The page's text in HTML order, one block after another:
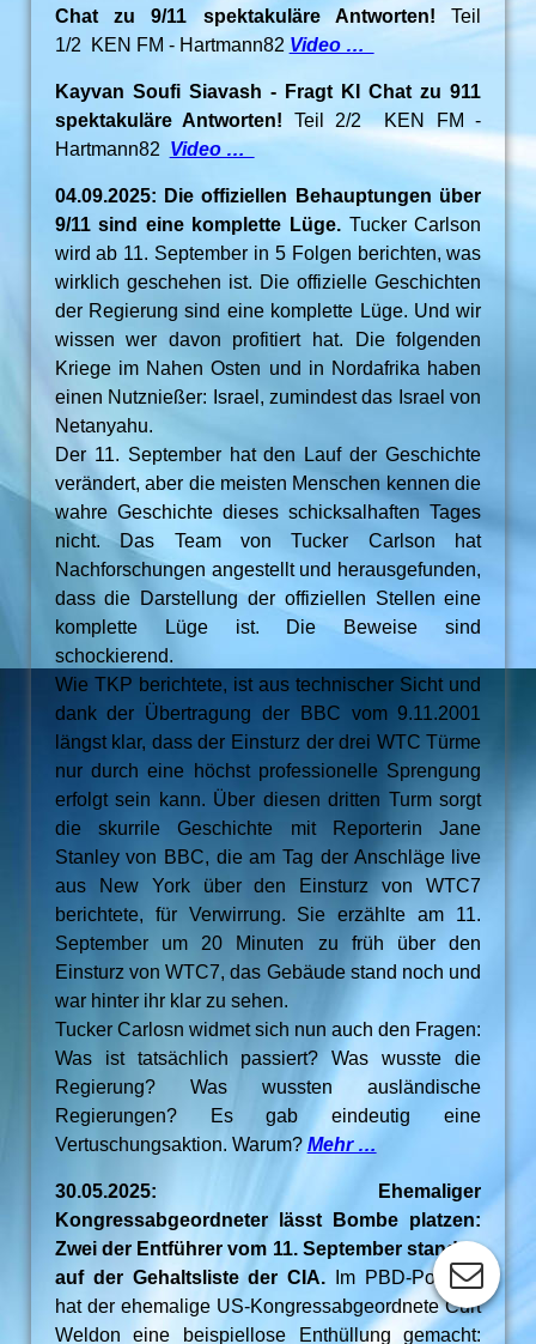
Chat zu 9/11 spektakuläre Antworten!Teil
1/2 KEN FM - Hartmann82 Video …
Kayvan Soufi Siavash - Fragt KI Chat zu 911
spektakuläre Antworten! Teil 2/2 KEN FM -
Hartmann82 Video …
04.09.2025: Die offiziellen Behauptungen über
9/11 sind eine komplette Lüge. Tucker Carlson
wird ab 11. September in 5 Folgen berichten, was
wirklich geschehen ist. Die offizielle Geschichten
der Regierung sind eine komplette Lüge. Und wir
wissen wer davon profitiert hat. Die folgenden
Kriege im Nahen Osten und in Nordafrika haben
einen Nutznießer: Israel, zumindest das Israel von
Netanyahu.
Der 11. September hat den Lauf der Geschichte
verändert, aber die meisten Menschen kennen die
wahre Geschichte dieses schicksalhaften Tages
nicht. Das Team von Tucker Carlson hat
Nachforschungen angestellt und herausgefunden,
dass die Darstellung der offiziellen Stellen eine
komplette Lüge ist. Die Beweise sind
schockierend.
Wie TKP berichtete, ist aus technischer Sicht und
dank der Übertragung der BBC vom 9.11.2001
längst klar, dass der Einsturz der drei WTC Türme
nur durch eine höchst professionelle Sprengung
erfolgt sein kann. Über diesen dritten Turm sorgt
die skurrile Geschichte mit Reporterin Jane
Stanley von BBC, die am Tag der Anschläge live
aus New York über den Einsturz von WTC7
berichtete, für Verwirrung. Sie erzählte am 11.
September um 20 Minuten zu früh über den
Einsturz von WTC7, das Gebäude stand noch und
war hinter ihr klar zu sehen.
Tucker Carlosn widmet sich nun auch den Fragen:
Was ist tatsächlich passiert? Was wusste die
Regierung? Was wussten ausländische
Regierungen? Es gab eindeutig eine
Vertuschungsaktion. Warum?Mehr …
30.05.2025: Ehemaliger
Kongressabgeordneter lässt Bombe platzen:
Zwei der Entführer vom 11. September standen
auf der Gehaltsliste der CIA. Im PBD-Podcast
hat der ehemalige US-Kongressabgeordnete Curt
Weldon eine beispiellose Enthüllung gemacht: